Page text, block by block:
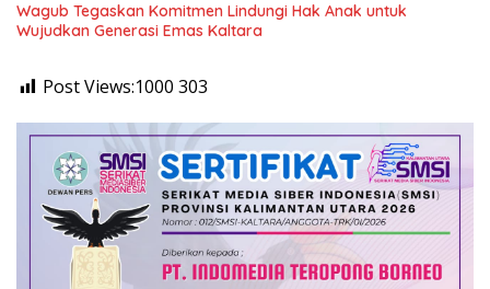
Wagub Tegaskan Komitmen Lindungi Hak Anak untuk
Wujudkan Generasi Emas Kaltara
Post Views:1000 303